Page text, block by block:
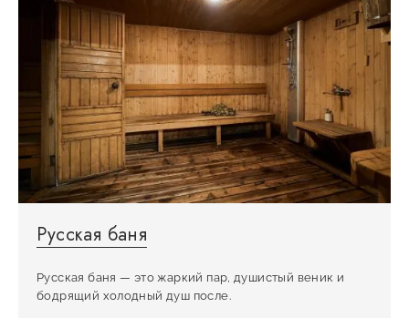
Русская баня
Русская баня — это жаркий пар, душистый веник и
бодрящий холодный душ после.